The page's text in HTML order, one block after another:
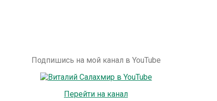
Подпишись на мой канал в YouTube
Перейти на канал